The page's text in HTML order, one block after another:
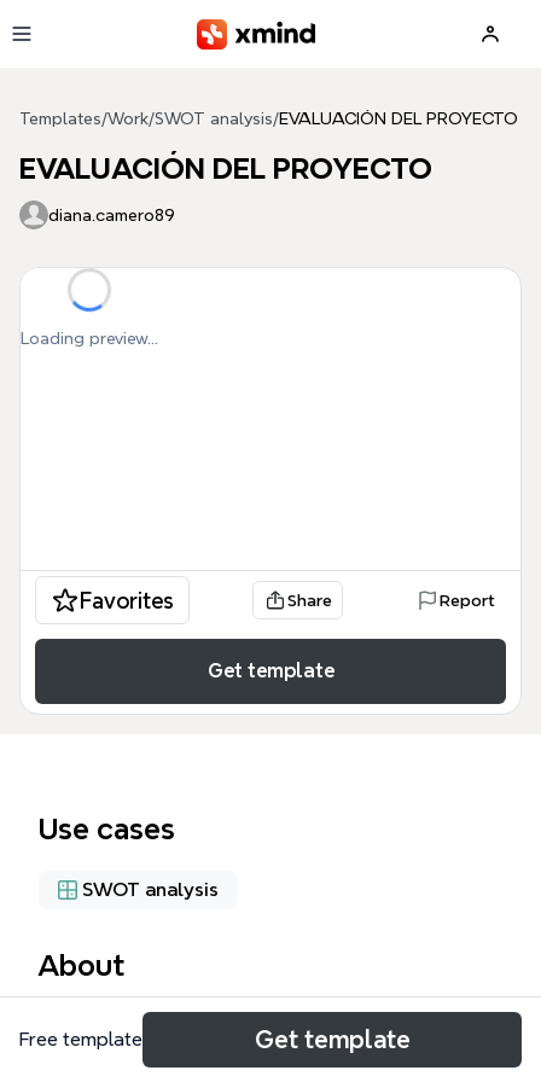
Templates/Work/SWOT analysis/EVALUACIÓN DEL PROYECTO
EVALUACIÓN DEL PROYECTO
diana.camero89
Loading preview...
Favorites Share Report
Get template
Use cases
SWOT analysis
About
La plantilla 'EVALUACIÓN DEL PROYECTO' es un
mapa mental de 84 nodos diseñado para analizar
Free template Get template